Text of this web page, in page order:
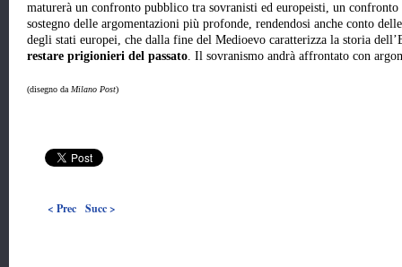
maturerà un confronto pubblico tra sovranisti ed europeisti, un
sostegno delle argomentazioni più profonde, rendendosi anche conto
degli stati europei, che dalla fine del Medioevo caratterizza la storia
restare prigionieri del passato. Il sovranismo andrà affrontato con
(disegno da Milano Post)
< Prec Succ >